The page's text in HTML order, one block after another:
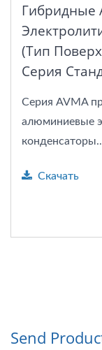
(тип
Серия
Серия AVMA
алюминиевые
Скачать